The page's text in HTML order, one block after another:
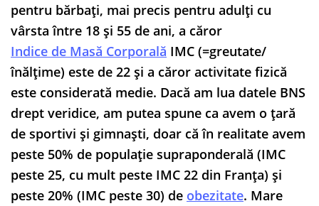
pentru bărbați, mai precis pentru adulți cu
vârsta între 18 și 55 de ani, a căror
Indice de Masă Corporală IMC (=greutate/
înălțime) este de 22 și a căror activitate fizică
este considerată medie. Dacă am lua datele BNS
drept veridice, am putea spune ca avem o țară
de sportivi și gimnaști, doar că în realitate avem
peste 50% de populație supraponderală (IMC
peste 25, cu mult peste IMC 22 din Franța) și
peste 20% (IMC peste 30) de obezitate. Mare